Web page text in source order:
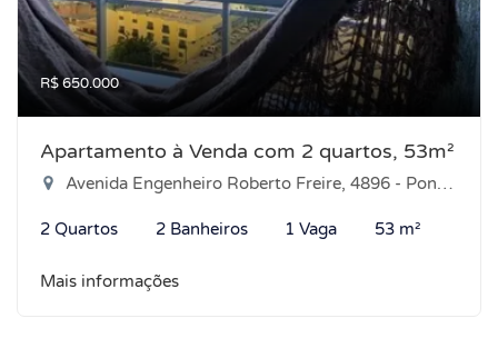
R$ 650.000
Apartamento à Venda com 2 quartos, 53m²
Avenida Engenheiro Roberto Freire, 4896 - Ponta Negra, Natal-RN
2 Quartos 2 Banheiros 1 Vaga 53 m²
Mais informações